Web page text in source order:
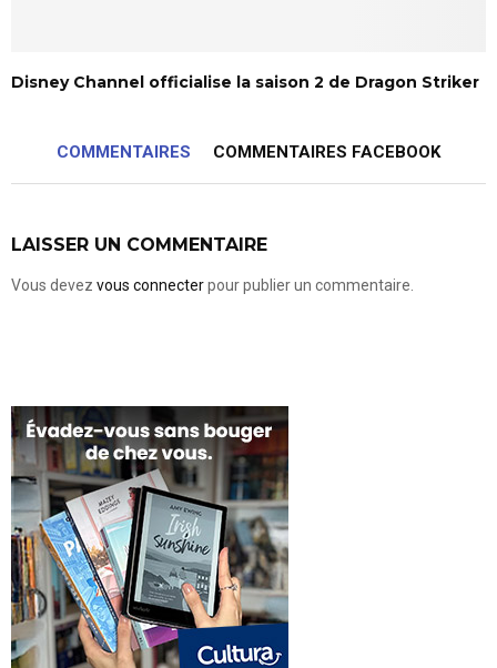
Disney Channel officialise la saison 2 de Dragon Striker
COMMENTAIRES COMMENTAIRES FACEBOOK
LAISSER UN COMMENTAIRE
Vous devez vous connecterpour publier un commentaire.